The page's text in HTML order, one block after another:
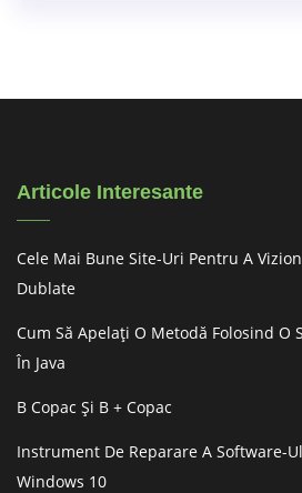
Articole Interesante
Cele Mai Bune Site-Uri Pentru A
Dublate
Cum Să Apelați O Metodă Folosind O
În Java
B Copac Și B + Copac
Instrument De Reparare A Software-
Windows 10